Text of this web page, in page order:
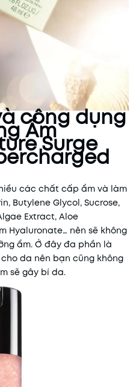
công dụng
ẨmSurge
các chất cấp ẩm và làm
Butylene Glycol, Sucrose,
Extract, Aloe
Hyaluronate… nên sẽ không
ẩm. Ở đây đa phần là
da nên bạn cũng không
sẽ gây bí da.